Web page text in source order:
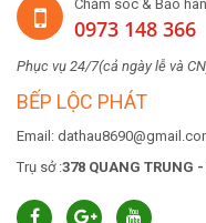
Chăm sóc & Bảo
0973 148 366
Phục vụ 24/7(cả ngày lễ và
BẾP LỘC PHÁT
Email:
Trụ sở :378 QUANG TRUNG